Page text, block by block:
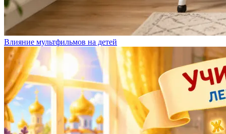
Влияние мультфильмов на детей